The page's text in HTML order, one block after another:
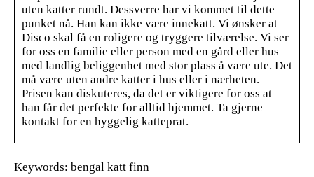
uten katter rundt. Dessverre har vi kommet til dette
punket nå. Han kan ikke være innekatt. Vi ønsker at
Disco skal få en roligere og tryggere tilværelse. Vi ser
for oss en familie eller person med en gård eller hus
med landlig beliggenhet med stor plass å være ute. Det
må være uten andre katter i hus eller i nærheten.
Prisen kan diskuteres, da det er viktigere for oss at
han får det perfekte for alltid hjemmet. Ta gjerne
kontakt for en hyggelig katteprat.
Keywords: bengal katt finn